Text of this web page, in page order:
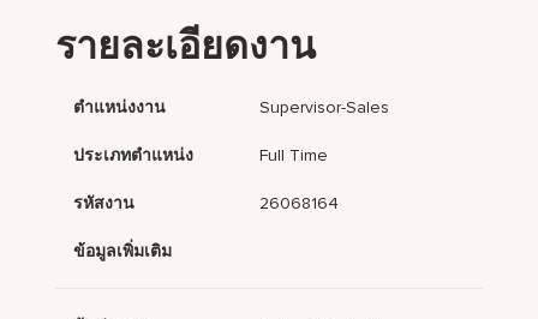
รายละเอียดงาน
ตำแหน่งงาน Supervisor-Sales
ประเภทตำแหน่ง Full Time
รหัสงาน 26068164
ข้อมูลเพิ่มเติม